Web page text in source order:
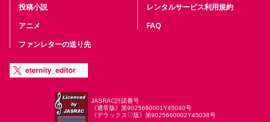
投稿小説
アニメ
ファンレターの送り先
レンタルサービス利用規約
FAQ
JASRAC許諾番号
《通常版》第9025660001Y45040号
《デラックス♡版》第9025660002Y45038号